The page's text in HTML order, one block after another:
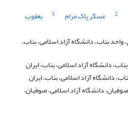
2 عسگر پاک مرام 3 یعقوب
بناب، دانشگاه آزاد اسلامی، بناب،
دانشگاه آزاد اسلامی، بناب، ایران
دانشگاه آزاد اسلامی، بناب، ایران
دانشگاه آزاد اسلامی، صوفیان،